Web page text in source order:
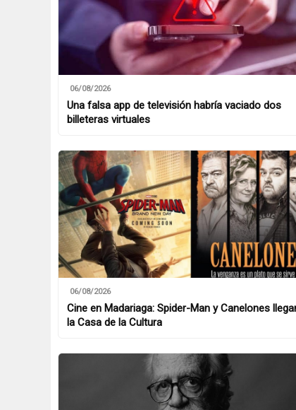
06/08/2026
Una falsa app de televisión habría vaciado dos
billeteras virtuales
06/08/2026
Cine en Madariaga: Spider-Man y Canelones
la Casa de la Cultura